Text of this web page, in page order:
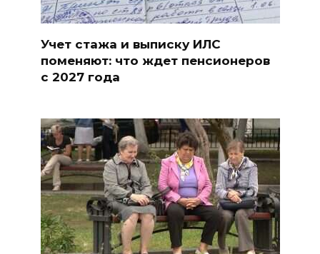
Учет стажа и выписку ИЛС
поменяют: что ждет пенсионеров
с 2027 года